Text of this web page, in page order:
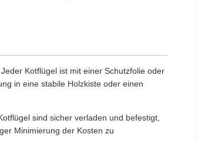
Kotflügel ist mit einer Schutzfolie oder
in eine stabile Holzkiste oder einen
sind sicher verladen und befestigt,
Minimierung der Kosten zu